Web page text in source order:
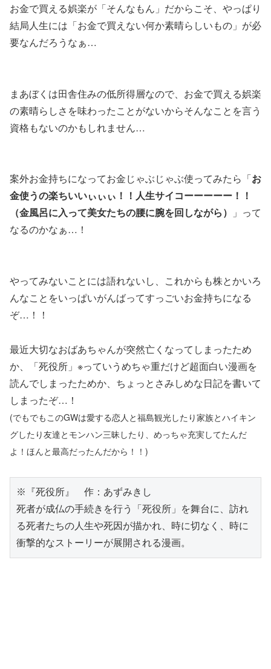
お金で買える娯楽が「そんなもん」だからこそ、やっぱり
結局人生には「お金で買えない何か素晴らしいもの」が必
要なんだろうなぁ…
まあぼくは田舎住みの低所得層なので、お金で買える娯楽
の素晴らしさを味わったことがないからそんなことを言う
資格もないのかもしれません…
案外お金持ちになってお金じゃぶじゃぶ使ってみたら「お
金使うの楽ちいいぃぃぃ！！人生サイコーーーーー！！
（金風呂に入って美女たちの腰に腕を回しながら）
」って
なるのかなぁ…！
やってみないことには語れないし、これからも株とかいろ
んなことをいっぱいがんばってすっごいお金持ちになる
ぞ…！！
最近大切なおばあちゃんが突然亡くなってしまったため
か、「死役所」※っていうめちゃ重だけど超面白い漫画を
読んでしまったためか、ちょっとさみしめな日記を書いて
しまったぞ…！
(でもでもこのGWは愛する恋人と福島観光したり家族とハイキン
グしたり友達とモンハン三昧したり、めっちゃ充実してたんだ
よ！ほんと最高だったんだから！！)
※『死役所』　作：あずみきし
死者が成仏の手続きを行う「死役所」を舞台に、訪れ
る死者たちの人生や死因が描かれ、時に切なく、時に
衝撃的なストーリーが展開される漫画。